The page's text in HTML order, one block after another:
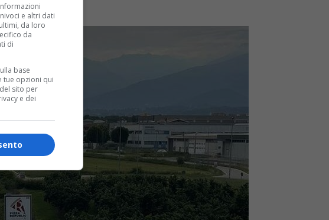
e altri dati
da loro
da
di
base
tue opzioni qui
sito per
e dei